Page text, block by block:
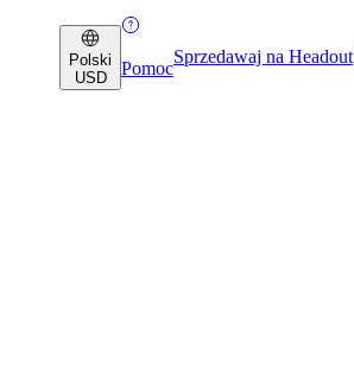
Polski
USD
Pomoc
Sprzedawaj na Headout